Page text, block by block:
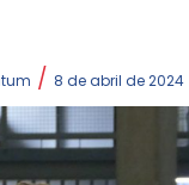
/ 8 de abril de 2024